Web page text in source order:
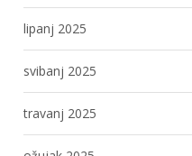
lipanj 2025
svibanj 2025
travanj 2025